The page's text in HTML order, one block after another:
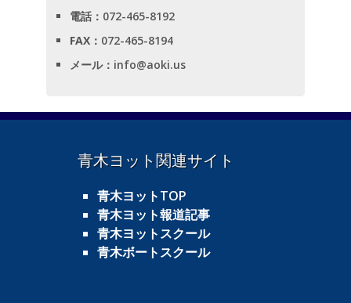
電話 ：072-465-8192
FAX ：072-465-8194
メール： info@aoki.us
青木ヨット関連サイト
青木ヨットTOP
青木ヨット報道記事
青木ヨットスクール
青木ボートスクール